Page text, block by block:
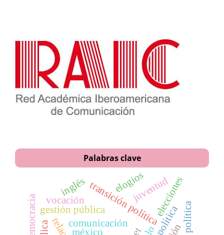
Palabras clave
méxico
transición política
gestión pública
democracia elecciones
vocación juventud
comunicación
elogios
inglés